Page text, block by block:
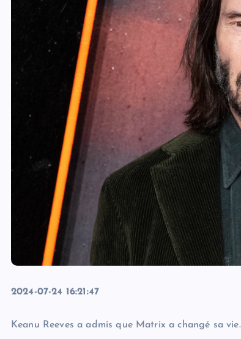
2024-07-24 16:21:47
Keanu Reeves a admis que Matrix a changé sa vie.